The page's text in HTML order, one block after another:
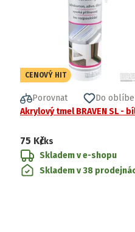
CENOVÝ HIT
Porovnat
Do
Akrylový tmel BRAVEN SL -
75 Kč/ks
Skladem v e-shopu
Skladem v 38